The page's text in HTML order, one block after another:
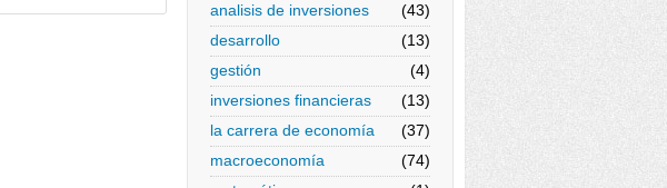
analisis de inversiones
(43)
desarrollo
(13)
gestión
(4)
inversiones financieras
(13)
la carrera de economía
(37)
macroeconomía
(74)